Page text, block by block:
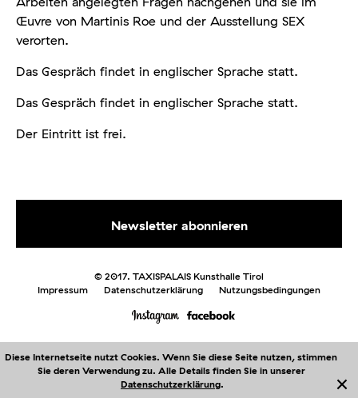
Diese Internetseite nutzt Cookies. Wenn Sie diese Seite nutzen, stimmen
Sie deren Verwendung zu. Alle Details finden Sie in unserer
Datenschutzerklärung.
Me
Œuvre von Martinis Roe und der Ausstellung SEX
verorten.
Das Gespräch findet in englischer Sprache statt.
Das Gespräch findet in englischer Sprache statt.
Der Eintritt ist frei.
© 2017. TAXISPALAIS Kunsthalle Tirol
Impressum
Datenschutzerklärung Nutzungsbedingungen